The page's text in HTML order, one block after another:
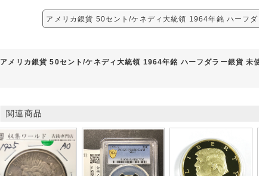
アメリカ銀貨 50セント/ケネディ大統領 1964年銘 ハーフ
アメリカ銀貨 50セント/ケネディ大統領 1964年銘 ハーフダラー銀貨 未
関連商品